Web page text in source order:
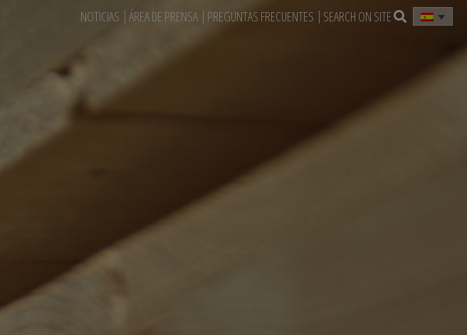
NOTICIAS ÁREA DE PRENSA PREGUNTAS FRECUENTES SEARCH ON SITE